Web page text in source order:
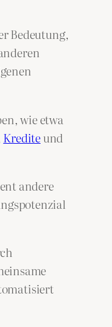
Bedeutung,
wie etwa
Krediteund
andere